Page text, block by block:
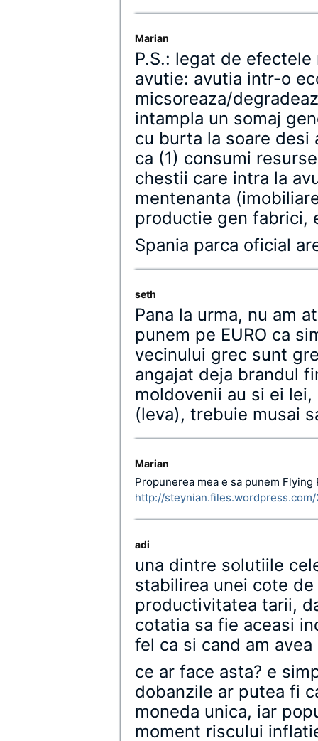
Marian
P.S.: legat de
avutie: avutia intr-o
micsoreaza/
intampla un somaj
cu burta la soare desi
ca (1) consumi
chestii care intra la
mentenanta
productie gen fabrici,
Spania parca oficial
seth
Pana la urma, nu am
punem pe EURO ca
vecinului grec sunt
angajat deja brandul
moldovenii au si ei
(leva), trebuie musai
Marian
Propunerea mea e sa punem Flying
http://
adi
una dintre solutiile
stabilirea unei cote
productivitatea tarii,
cotatia sa fie aceasi
fel ca si cand am avea
ce ar face asta? e
dobanzile ar putea fi
moneda unica, iar
moment riscului